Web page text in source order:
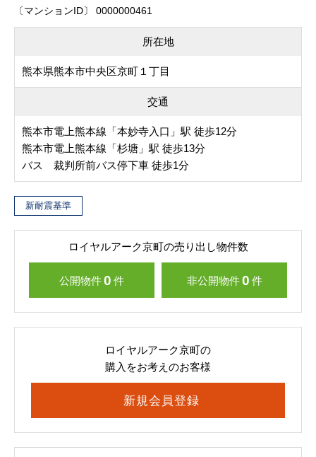
〔マンションID〕 0000000461
所在地
熊本県熊本市中央区京町１丁目
交通
熊本市電上熊本線「本妙寺入口」駅 徒歩12分
熊本市電上熊本線「杉塘」駅 徒歩13分
バス 裁判所前バス停下車 徒歩1分
新耐震基準
ロイヤルアーク京町の売り出し物件数
公開物件0 件 非公開物件 0 件
ロイヤルアーク京町の
購入をお考えのお客様
新規会員登録